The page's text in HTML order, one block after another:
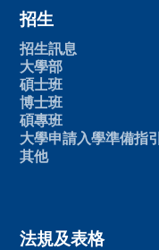
招生
招生訊息
大學部
碩士班
博士班
碩專班
大學申請入學準備指引
其他
法規及表格